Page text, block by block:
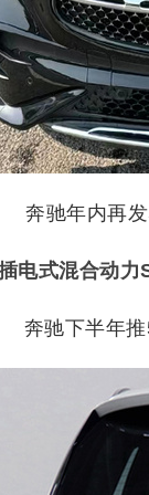
电式混合动力